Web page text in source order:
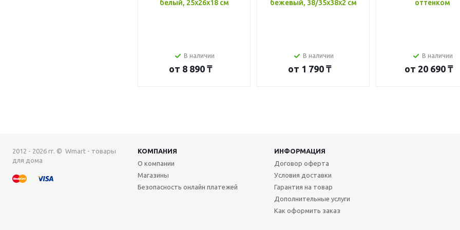
белый, 25x26x18 см
В наличии
от 8 890 ₸
бежевый, 38/35x38x2 см
В наличии
от 1 790 ₸
оттенком
В наличии
от 20 690 ₸
2012 - 2026 гг. © Wmart - товары
для дома
КОМПАНИЯ
ИНФОРМАЦИЯ
О компании
Магазины
Безопасность онлайн платежей
Договор оферта
Условия доставки
Гарантия на товар
Дополнительные услуги
Как оформить заказ